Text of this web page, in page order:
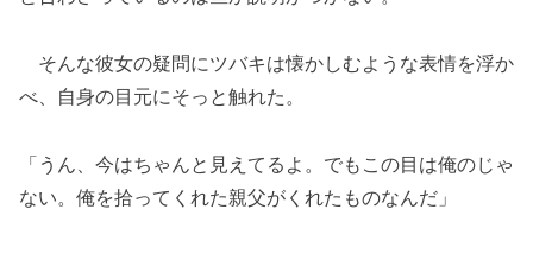
そんな彼女の疑問にツバキは懐かしむような表情を浮か
べ、自身の目元にそっと触れた。
「うん、今はちゃんと見えてるよ。でもこの目は俺のじゃ
ない。俺を拾ってくれた親父がくれたものなんだ」